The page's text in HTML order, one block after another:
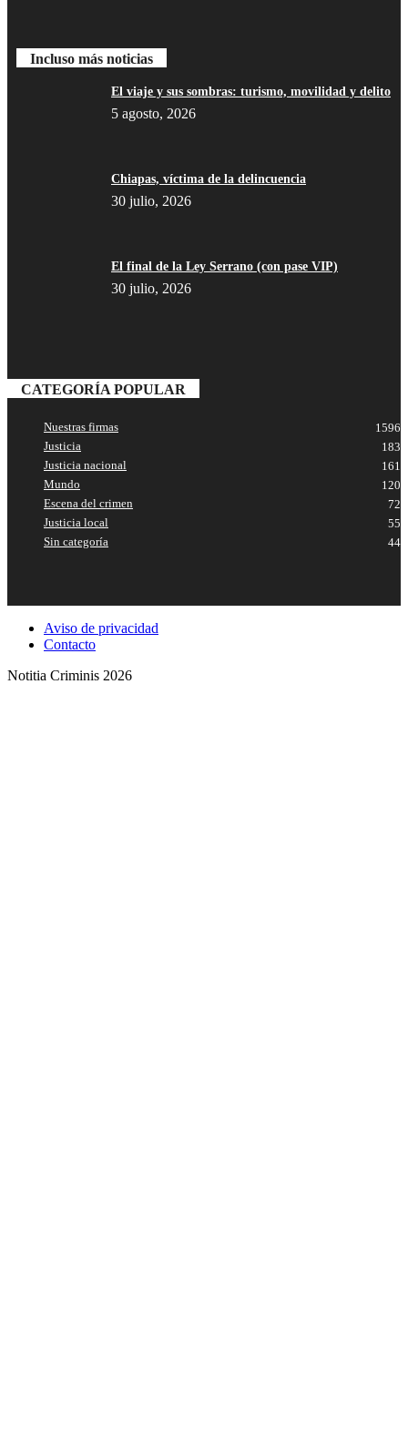
Threads
Incluso más noticias
El viaje y sus sombras: turismo, movilidad y delito
5 agosto, 2026
Chiapas, víctima de la delincuencia
30 julio, 2026
El final de la Ley Serrano (con pase VIP)
30 julio, 2026
CATEGORÍA POPULAR
Nuestras firmas
1596
Justicia
183
Justicia nacional
161
Mundo
120
Escena del crimen
72
Justicia local
55
Sin categoría
44
Aviso de privacidad
Contacto
Notitia Criminis 2026